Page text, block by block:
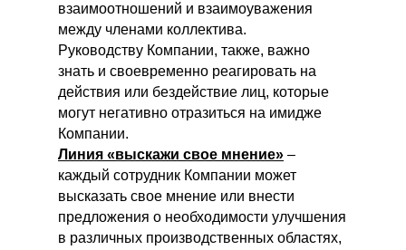
взаимоотношений и взаимоуважения
между членами коллектива.
Руководству Компании, также, важно
знать и своевременно реагировать на
действия или бездействие лиц, которые
могут негативно отразиться на имидже
Компании.
Линия «выскажи свое мнение» –
каждый сотрудник Компании может
высказать свое мнение или внести
предложения о необходимости улучшения
в различных производственных областях,